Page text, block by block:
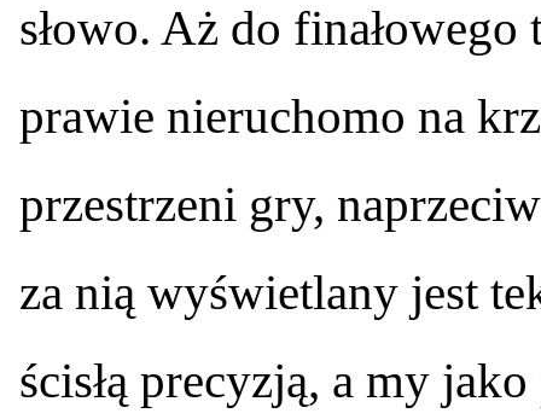
słowo. Aż do
prawie nieruchomo na
przestrzeni gry,
za nią wyświetlany jest
ścisłą precyzją, a my